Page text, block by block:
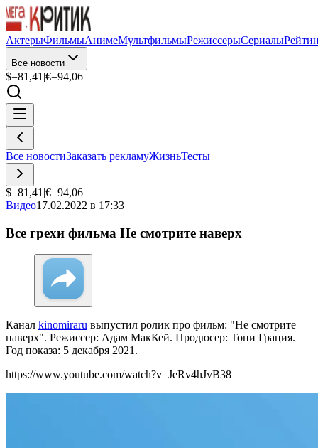
АктерыФильмыАнимеМультфильмыРежиссерыСериалы
Все новости
$=81,41 |€=94,06
Все новостиЗаказать рекламуЖизньТесты
$=81,41 |€=94,06
Видео17.02.2022 в 17:33
Все грехи фильма Не смотрите наверх
Канал kinomiraru выпустил ролик про фильм: "Не смотрите
наверх". Режиссер: Адам МакКей. Продюсер: Тони Грация.
Год показа: 5 декабря 2021.
https://www.youtube.com/watch?v=JeRv4hJvB38